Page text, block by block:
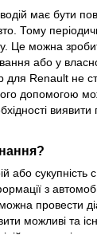
має бути
Тому
Це можна
або у
для Renault не
допомогою
або сукупність
з
провести
можливі та